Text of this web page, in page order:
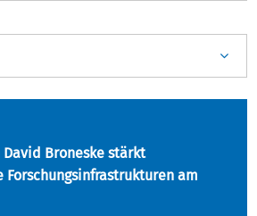
Broneske stärkt
am